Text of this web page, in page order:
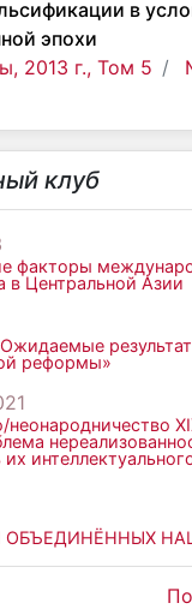
в
эпохи
2013 г., Том 5
клуб
факторы
в Центральной Азии
реформы»
неонародничество
их
ОБЪЕДИНЁННЫХ